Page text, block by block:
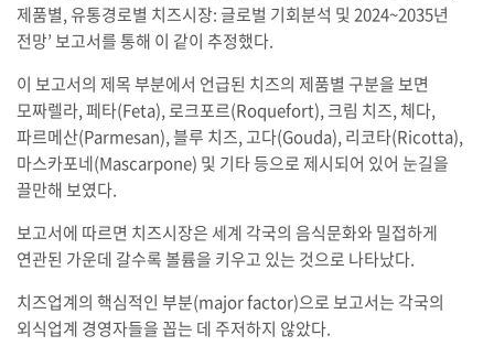
제품별, 유통경로별 치즈시장: 글로벌 기회분석 및 2024~2035년
전망’ 보고서를 통해 이 같이 추정했다.
이 보고서의 제목 부분에서 언급된 치즈의 제품별 구분을 보면
모짜렐라, 페타(Feta), 로크포르(Roquefort), 크림 치즈, 체다,
파르메산(Parmesan), 블루 치즈, 고다(Gouda), 리코타(Ricotta),
마스카포네(Mascarpone) 및 기타 등으로 제시되어 있어 눈길을
끌만해 보였다.
보고서에 따르면 치즈시장은 세계 각국의 음식문화와 밀접하게
연관된 가운데 갈수록 볼륨을 키우고 있는 것으로 나타났다.
치즈업계의 핵심적인 부분(major factor)으로 보고서는 각국의
외식업계 경영자들을 꼽는 데 주저하지 않았다.